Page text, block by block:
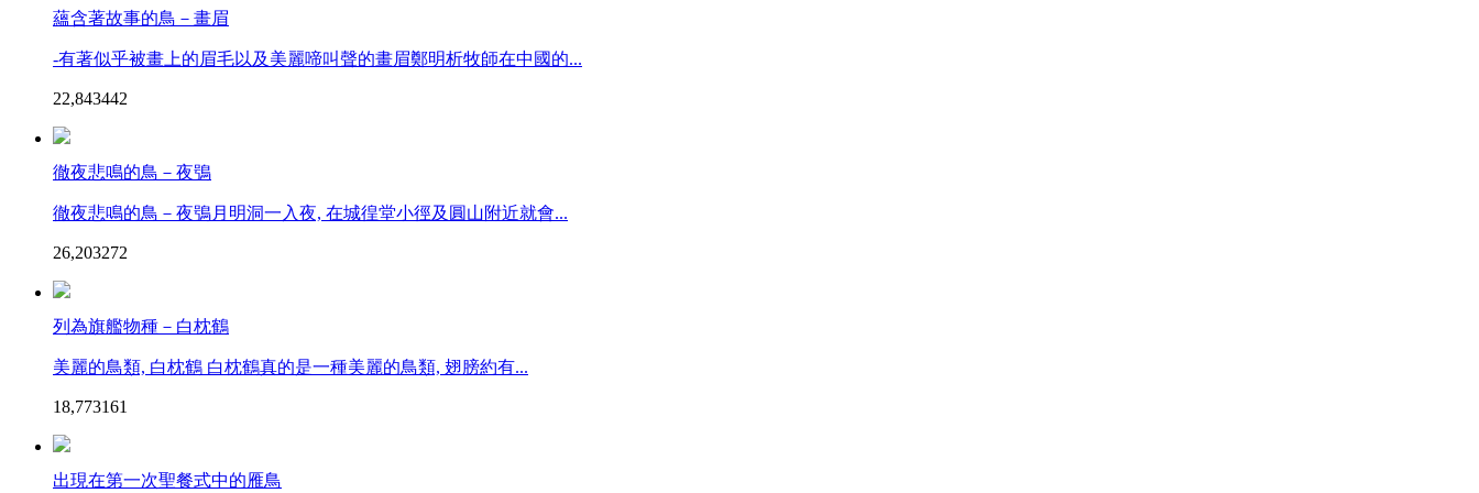
蘊含著故事的鳥－畫眉
-有著似乎被畫上的眉毛以及美麗啼叫聲的畫眉鄭明析牧師在中國的...
22,843442
徹夜悲鳴的鳥－夜鴞
徹夜悲鳴的鳥－夜鴞月明洞一入夜, 在城徨堂小徑及圓山附近就會...
26,203272
列為旗艦物種－白枕鶴
美麗的鳥類, 白枕鶴 白枕鶴真的是一種美麗的鳥類, 翅膀約有...
18,773161
出現在第一次聖餐式中的雁鳥